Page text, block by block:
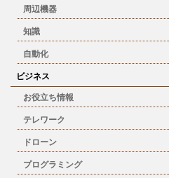
周辺機器
知識
自動化
ビジネス
お役立ち情報
テレワーク
ドローン
プログラミング